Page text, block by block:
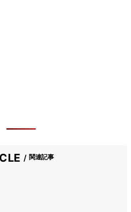
関連記事